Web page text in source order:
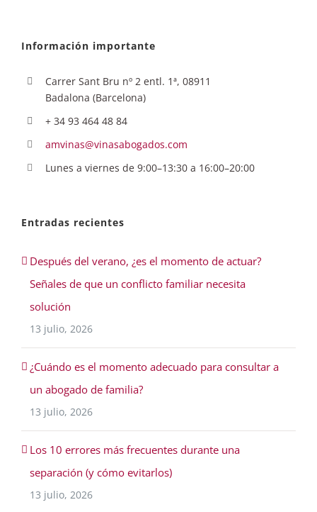
Información importante
Carrer Sant Bru nº 2 entl. 1ª, 08911
Badalona (Barcelona)
+ 34 93 464 48 84
amvinas@vinasabogados.com
Lunes a viernes de 9:00–13:30 a 16:00–20:00
Entradas recientes
Después del verano, ¿es el momento de actuar?
Señales de que un conflicto familiar necesita
solución
13 julio, 2026
¿Cuándo es el momento adecuado para consultar a
un abogado de familia?
13 julio, 2026
Los 10 errores más frecuentes durante una
separación (y cómo evitarlos)
13 julio, 2026